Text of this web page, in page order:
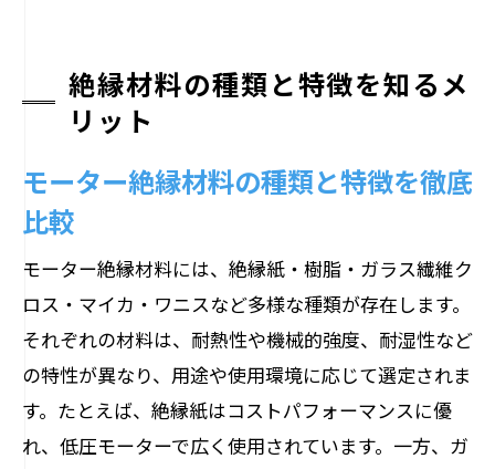
絶縁材料の種類と特徴を知るメ
リット
モーター絶縁材料の種類と特徴を徹底
比較
モーター絶縁材料には、絶縁紙・樹脂・ガラス繊維ク
ロス・マイカ・ワニスなど多様な種類が存在します。
それぞれの材料は、耐熱性や機械的強度、耐湿性など
の特性が異なり、用途や使用環境に応じて選定されま
す。たとえば、絶縁紙はコストパフォーマンスに優
れ、低圧モーターで広く使用されています。一方、ガ